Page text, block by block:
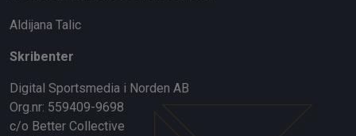
Aldijana Talic
Skribenter
Digital Sportsmedia i Norden AB
Org.nr: 559409-9698
c/o Better Collective